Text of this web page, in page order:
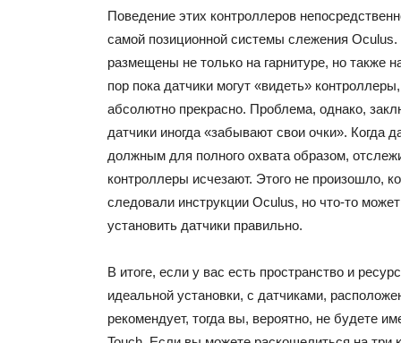
Поведение этих контроллеров
самой позиционной системы слежения Oculus.
размещены не только на гарнитуре, но также
пор пока датчики могут «видеть»
абсолютно прекрасно. Проблема, однако,
датчики иногда «забывают свои очки». Когда
должным для полного охвата образом,
контроллеры исчезают. Этого не произошло,
следовали инструкции Oculus, но что-то
установить датчики правильно.
В итоге, если у вас есть пространство и
идеальной установки, с датчиками,
рекомендует, тогда вы, вероятно, не будете